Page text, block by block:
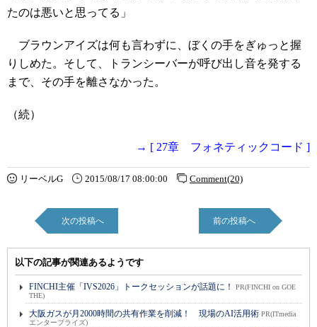
たのは悪いと思ってる」
ブラウンアイズは何も言わずに、ぼくの手をぎゅっと握
りしめた。そして、トランシーバーが呼び出し音を発する
まで、その手を離さなかった。
（続）
→ [ 27章 フォネティックコード ]
リーベルG 2015/08/17 08:00:00 Comment(20)
次の投稿へ 前の投稿へ
以下の記事が関連あるようです
FINCHI主催「IVS2026」トークセッションが話題に！
PR(FINCHI on GOE
THE)
大阪ガスが月2000時間の共有作業を削減！ 現場のAI活用術 PR(ITmedia
エンタープライズ)